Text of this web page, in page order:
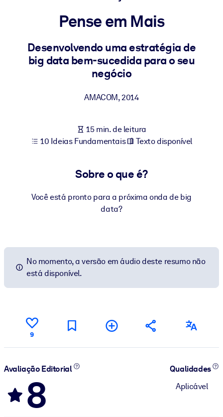
Para LMS/LXP
Leve conhecimento verificado e conciso para seu LMS/LXP para
resultados de aprendizagem mais sólidos.
Para sistemas de IA
Pense em Mais
Desenvolvendo uma estratégia de
big data bem-sucedida para o seu
negócio
AMACOM,2014
15 min. de leitura
10 Ideias Fundamentais
Texto disponível
Sobre o que é?
Você está pronto para a próxima onda de big
data?
No momento, a versão em áudio deste resumo não
está disponível.
9
Avaliação Editorial
8
Qualidades
Aplicável